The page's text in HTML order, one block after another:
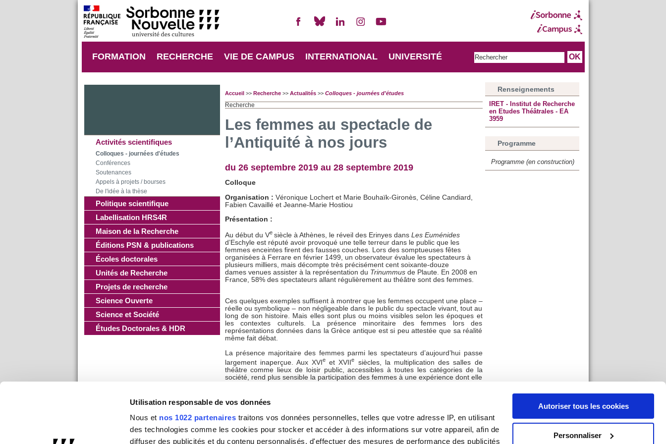
Utilisation responsable de vos données
Nous et nos 1022 partenaires traitons vos données personnelles, telles que votre adresse IP, en utilisant
des technologies comme les cookies pour stocker et accéder à des informations sur votre appareil, afin de
diffuser des publicités et du contenu personnalisés, d'effectuer des mesures de performance des publicités
Autoriser tous les cookies
Personnaliser
FORMATION RECHERCHE VIE DE CAMPUS INTERNATIONAL UNIVERSITÉ
Activités scientifiques
Colloques - journées d'études
Conférences
Soutenances
Appels à projets / bourses
De l'idée à la thèse
Politique scientifique
Labellisation HRS4R
Maison de la Recherche
Éditions PSN & publications
Écoles doctorales
Unités de Recherche
Projets de recherche
Science Ouverte
Science et Société
Études Doctorales & HDR
Accueil>> Recherche>> Actualités>> Colloques - journées d'études
Recherche
Les femmes au spectacle de
l’Antiquité à nos jours
du 26 septembre 2019 au 28 septembre 2019
Colloque
Organisation : Véronique Lochert et Marie Bouhaïk-Gironès, Céline Candiard,
Fabien Cavaillé et Jeanne-Marie Hostiou
Présentation :
Au début du Ve siècle à Athènes, le réveil des Erinyes dans Les Euménides
d’Eschyle est réputé avoir provoqué une telle terreur dans le public que les
femmes enceintes firent des fausses couches. Lors des somptueuses fêtes
organisées à Ferrare en février 1499, un observateur évalue les spectateurs à
plusieurs milliers, mais décompte très précisément cent soixante-douze
dames venues assister à la représentation du Trinummusde Plaute. En 2008 en
France, 58% des spectateurs allant régulièrement au théâtre sont des femmes.
Ces quelques exemples suffisent à montrer que les femmes occupent une place –
réelle ou symbolique – non négligeable dans le public du spectacle vivant, tout au
long de son histoire. Mais elles sont plus ou moins visibles selon les époques et
les contextes culturels. La présence minoritaire des femmes lors des
représentations données dans la Grèce antique est si peu attestée que sa réalité
même fait débat.
La présence majoritaire des femmes parmi les spectateurs d’aujourd’hui passe
largement inaperçue. Aux XVIe et XVIIe
siècles, la multiplication des salles de
théâtre comme lieux de loisir public, accessibles à toutes les catégories de la
société, rend plus sensible la participation des femmes à une expérience dont elle
tandis que ses défenseurs soulignent sa fréquentation par les « honnêtes
femmes » comme une garantie de son utilité et de sa décence. Dans le même
temps, la réception féminine joue un rôle croissant dans les stratégies
commerciales des auteurs, acteurs et éditeurs et influence la production
artistique, qui accorde un rôle majeur au motif amoureux et aux personnages
Renseignements
IRET - Institut de Recherche
en Etudes Théâtrales - EA
3959
Programme
Programme (en construction)